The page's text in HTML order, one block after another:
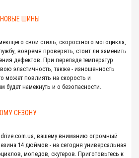
ШИНЫ
свой стиль, скоростного мотоцикла,
вовремя проверять, стоит ли заменить
дефектов. При перепаде температур
эластичность, также - изношенность
может повлиять на скорость и
будет намекнуть и о безопасности.
СЕЗОНУ
вашему вниманию огромный
14 дюймов - на сегодня универсальная
мопедов, скутеров. Приготовьтесь к